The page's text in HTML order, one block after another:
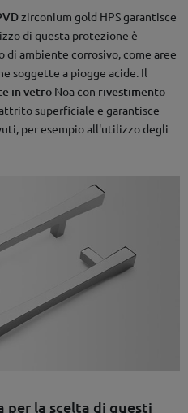
zirconium gold HPS garantisce
di questa protezione è
ambiente corrosivo, come aree
soggette a piogge acide. Il
in vetroNoa con rivestimento
superficiale e garantisce
per esempio all'utilizzo degli
per la scelta di questi